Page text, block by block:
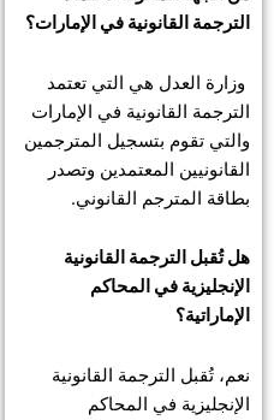
الترجمة القانونية في الإمارات؟
وزارة العدل هي التي تعتمد
الترجمة القانونية في الإمارات
والتي تقوم بتسجيل المترجمين
القانونيين المعتمدين وتصدر
بطاقة المترجم القانوني.
هل تُقبل الترجمة القانونية
الإنجليزية في المحاكم
الإماراتية؟
نعم، تُقبل الترجمة القانونية
الإنجليزية في المحاكم